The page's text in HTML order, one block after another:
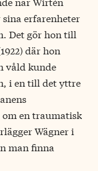
erfarenheter
Det gör hon till
där hon
våld kunde
i en till det yttre
en traumatisk
Wägner i
man finna